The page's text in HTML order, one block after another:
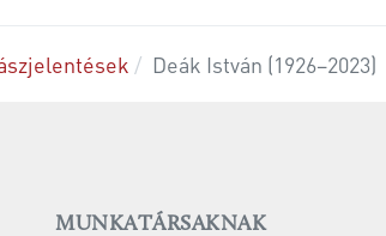
Deák István (1926–2023)
MUNKATÁRSAKNAK